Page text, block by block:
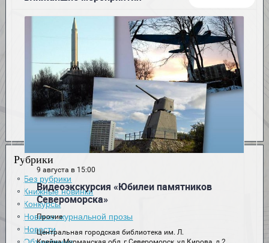
Рубрики
Без рубрики
Книжные новинки
Конкурсы
Новинки журнальной прозы
Новости